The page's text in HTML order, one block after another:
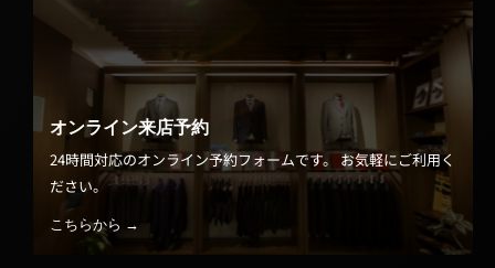
オンライン来店予約
24時間対応のオンライン予約フォームです。 お気軽にご利用く
ださい。
こちらから →